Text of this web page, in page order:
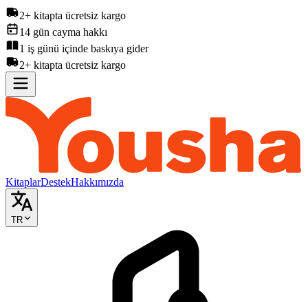
2+ kitapta ücretsiz kargo
14 gün cayma hakkı
1 iş günü içinde baskıya gider
2+ kitapta ücretsiz kargo
KitaplarDestekHakkımızda
TR